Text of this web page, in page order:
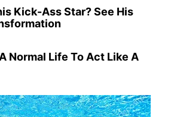
Kick-Ass Star? See His
Normal Life To Act Like A